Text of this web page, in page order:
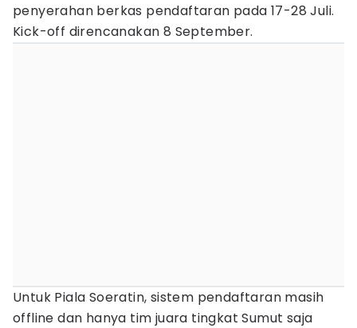
penyerahan berkas pendaftaran pada 17-28 Juli.
Kick-off direncanakan 8 September.
Untuk Piala Soeratin, sistem pendaftaran masih
offline dan hanya tim juara tingkat Sumut saja